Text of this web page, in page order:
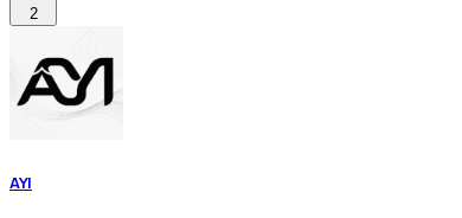
2
AYI